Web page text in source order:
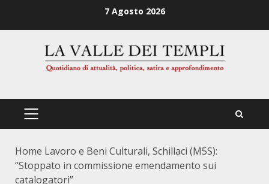
7 Agosto 2026
PRIMÄRES
Home Lavoro e Beni Culturali, Schillaci (M5S):
“Stoppato in commissione emendamento sui
catalogatori”